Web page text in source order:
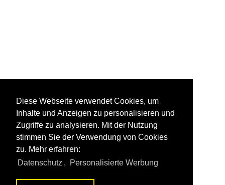
Diese Webseite verwendet Cookies, um
Inhalte und Anzeigen zu personalisieren und
Zugriffe zu analysieren. Mit der Nutzung
stimmen Sie der Verwendung von Cookies
zu. Mehr erfahren:
Datenschutz , Personalisierte Werbung